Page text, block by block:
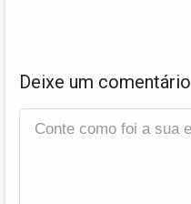
Deixe um comentário